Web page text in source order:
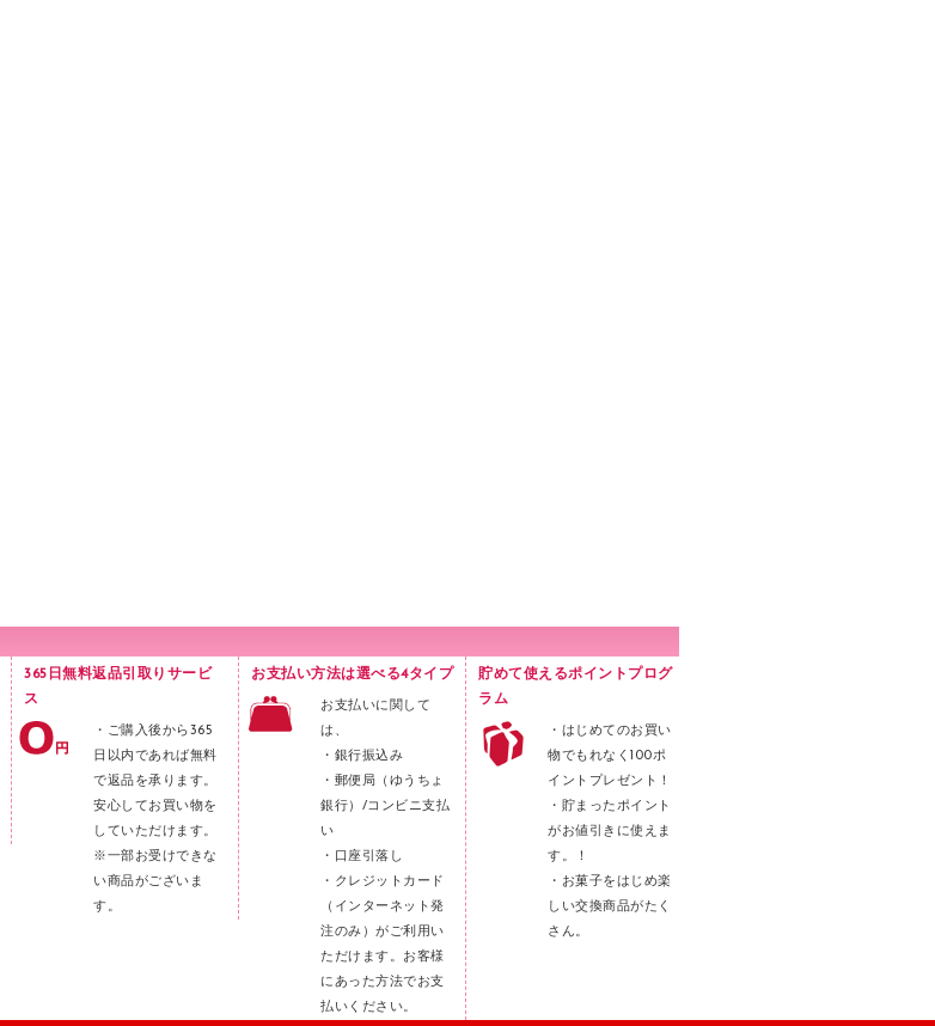
365日無料返品引取りサービ
ス
・ご購入後から365
日以内であれば無料
で返品を承ります。
安心してお買い物を
していただけます。
※一部お受けできな
い商品がございま
す。
お支払い方法は選べる4タイプ
お支払いに関して
は、
・銀行振込み
・郵便局（ゆうちょ
銀行）/コンビニ支払
い
・口座引落し
・クレジットカード
（インターネット発
注のみ）がご利用い
ただけます。お客様
にあった方法でお支
払いください。
貯めて使えるポイントプログ
ラム
・はじめてのお買い
物でもれなく100ポ
イントプレゼント！
・貯まったポイント
がお値引きに使えま
す。！
・お菓子をはじめ楽
しい交換商品がたく
さん。